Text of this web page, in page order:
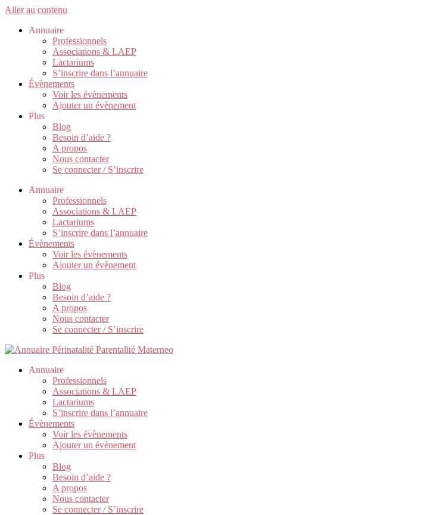
Aller au contenu
Annuaire
Professionnels
Associations & LAEP
Lactariums
S’inscrire dans l’annuaire
Évènements
Voir les évènements
Ajouter un évènement
Plus
Blog
Besoin d’aide ?
A propos
Nous contacter
Se connecter / S’inscrire
Annuaire
Professionnels
Associations & LAEP
Lactariums
S’inscrire dans l’annuaire
Évènements
Voir les évènements
Ajouter un évènement
Plus
Blog
Besoin d’aide ?
A propos
Nous contacter
Se connecter / S’inscrire
Annuaire
Professionnels
Associations & LAEP
Lactariums
S’inscrire dans l’annuaire
Évènements
Voir les évènements
Ajouter un évènement
Plus
Blog
Besoin d’aide ?
A propos
Nous contacter
Se connecter / S’inscrire